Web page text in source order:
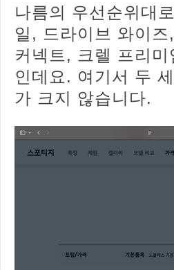
나름의 우선순위대
일, 드라이브 와이
커넥트, 크렐 프리
인데요. 여기서 두
가 크지 않습니다.